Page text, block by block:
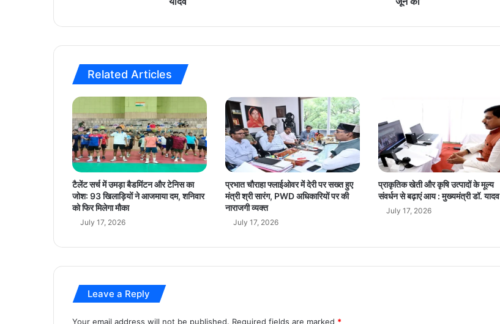
चा
म
क
तं
त्र
से
ना
नि
यों
का
ऋ
हीं
का
एं
भा
न
हे
तु
ए
क
दि
व
सी
य
ला
Related Articles
टैलेंट सर्च में उमड़ा बैडमिंटन और टेनिस का
जोश: 93 खिलाड़ियों ने आजमाया दम, शनिवार
को फिर मिलेगा मौका
July 17, 2026
प्रभात चौराहा फ्लाईओवर में देरी पर सख्त हुए
मंत्री श्री सारंग, PWD अधिकारियों पर की
नाराजगी व्यक्त
July 17, 2026
प्राकृतिक खेती और कृषि उत्पादों के मूल्य
संवर्धन से बढ़ाएं आय : मुख्यमंत्री डॉ. यादव
July 17, 2026
Leave a Reply
Your email address will not be published. Required fields are marked *